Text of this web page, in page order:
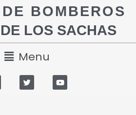
BOMBEROS
LOS SACHAS
Menu